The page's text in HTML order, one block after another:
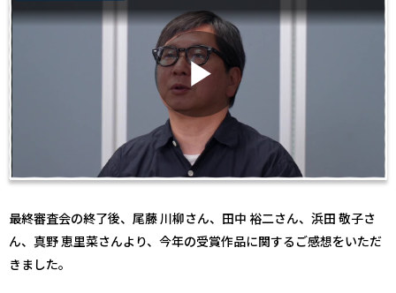
最終審査会の終了後、尾藤 川柳さん、田中 裕二さん、浜田 敬子さ
ん、真野 恵里菜さんより、今年の受賞作品に関するご感想をいただ
きました。